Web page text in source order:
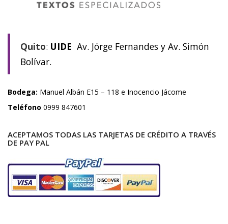
Quito: UIDE Av. Jórge Fernandes y Av. Simón
Bolívar.
Bodega: Manuel Albán E15 – 118 e Inocencio Jácome
Teléfono 0999 847601
ACEPTAMOS TODAS LAS TARJETAS DE CRÉDITO A TRAVÉS
DE PAY PAL